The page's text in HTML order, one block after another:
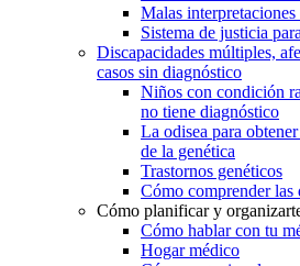
Malas
Sistema de justicia
Discapacidades múltiples,
casos sin diagnóstico
Niños con condición
no tiene diagnóstico
La odisea para
de la genética
Trastornos genéticos
Cómo comprender las
Cómo planificar y
Cómo hablar con tu
Hogar médico